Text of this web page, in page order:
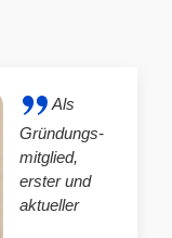
Als
Gründungs-
mitglied,
erster und
aktueller